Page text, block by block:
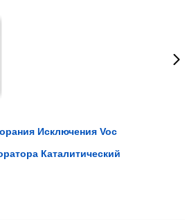
Исключения Voc
Каталитический